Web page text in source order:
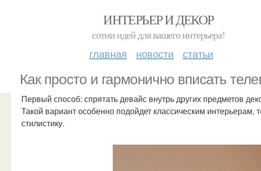
ИНТЕРЬЕР И ДЕКОР
сотни идей для вашего интерьера!
главная новости статьи
Как просто и гармонично вписать
Первый способ: спрятать девайс внутрь других предметов
Такой вариант особенно подойдет классическим
стилистику.